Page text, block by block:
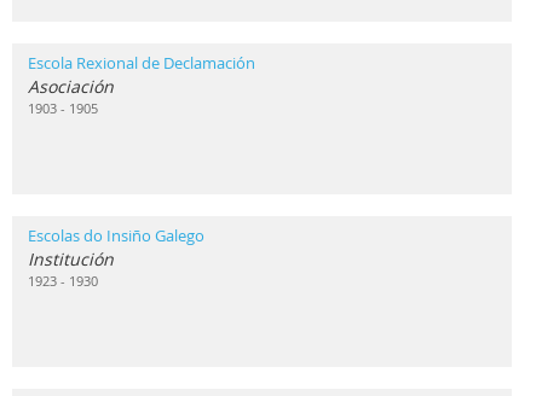
Escola Rexional de Declamación
Asociación
1903 - 1905
Escolas do Insiño Galego
Institución
1923 - 1930